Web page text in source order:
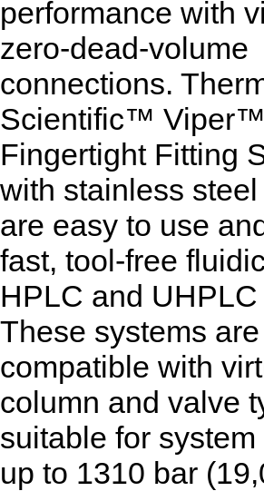
performance with
zero-dead-volume
connections.
Scientific™ Viper™
Fingertight Fitting
with stainless
are easy to use
fast, tool-free
HPLC and
These systems are
compatible with
column and valve
suitable for
up to 1310 bar